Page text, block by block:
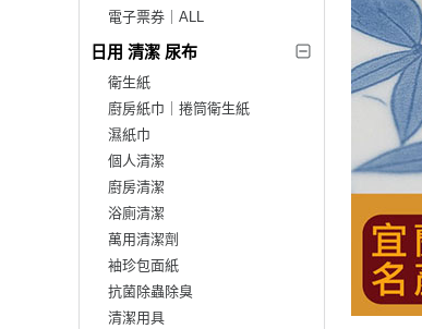
電子票券｜ALL
日用 清潔 尿布
衛生紙
廚房紙巾｜捲筒衛生紙
濕紙巾
個人清潔
廚房清潔
浴廁清潔
萬用清潔劑
袖珍包面紙
抗菌除蟲除臭
清潔用具